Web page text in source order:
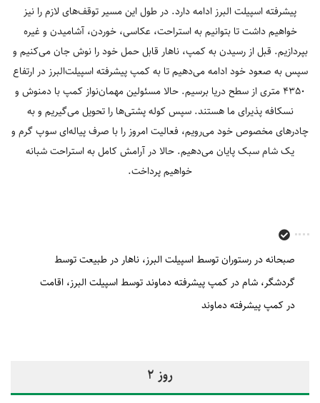
پیشرفته اسپیلت البرز ادامه دارد. در طول این مسیر توقف‌های لازم را نیز
خواهیم داشت تا بتوانیم به استراحت، عکاسی، خوردن، آشامیدن و غیره
بپردازیم. قبل از رسیدن به کمپ، ناهار قابل حمل خود را نوش جان می‌کنیم و
سپس به صعود خود ادامه می‌دهیم تا به کمپ پیشرفته اسپیلت‌البرز در ارتفاع
4350 متری از سطح دریا برسیم. حالا مسئولین مهمان‌نواز کمپ با دمنوش و
نسکافه پذیرای ما هستند. سپس کوله پشتی‌ها را تحویل می‌گیریم و به
چادرهای مخصوص خود می‌رویم، فعالیت امروز را با صرف پیاله‌ای سوپ گرم و
یک شام سبک پایان می‌دهیم. حالا در آرامش کامل به استراحت شبانه
خواهیم پرداخت.
صبحانه در رستوران توسط اسپیلت البرز ناهار در طبیعت توسط
گردشگر شام در کمپ پیشرفته دماوند توسط اسپیلت البرز اقامت
در کمپ پیشرفته دماوند
روز 2